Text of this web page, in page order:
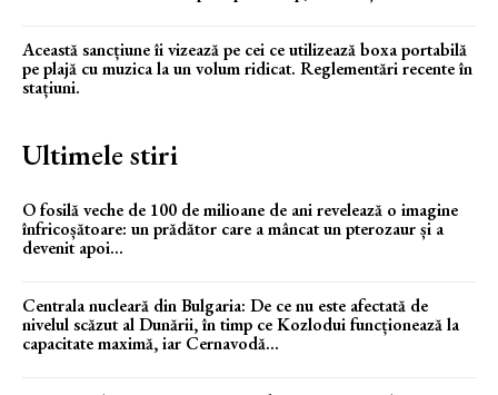
Această sancțiune îi vizează pe cei ce utilizează boxa portabilă
pe plajă cu muzica la un volum ridicat. Reglementări recente în
stațiuni.
Ultimele stiri
O fosilă veche de 100 de milioane de ani revelează o imagine
înfricoșătoare: un prădător care a mâncat un pterozaur și a
devenit apoi...
Centrala nucleară din Bulgaria: De ce nu este afectată de
nivelul scăzut al Dunării, în timp ce Kozlodui funcționează la
capacitate maximă, iar Cernavodă...